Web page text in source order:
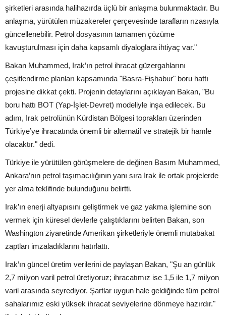
şirketleri arasında halihazırda üçlü bir anlaşma bulunmaktadır. Bu
anlaşma, yürütülen müzakereler çerçevesinde tarafların rızasıyla
güncellenebilir. Petrol dosyasının tamamen çözüme
kavuşturulması için daha kapsamlı diyaloglara ihtiyaç var."
Bakan Muhammed, Irak’ın petrol ihracat güzergahlarını
çeşitlendirme planları kapsamında "Basra-Fişhabur" boru hattı
projesine dikkat çekti. Projenin detaylarını açıklayan Bakan, "Bu
boru hattı BOT (Yap-İşlet-Devret) modeliyle inşa edilecek. Bu
adım, Irak petrolünün Kürdistan Bölgesi toprakları üzerinden
Türkiye’ye ihracatında önemli bir alternatif ve stratejik bir hamle
olacaktır." dedi.
Türkiye ile yürütülen görüşmelere de değinen Basım Muhammed,
Ankara’nın petrol taşımacılığının yanı sıra Irak ile ortak projelerde
yer alma teklifinde bulunduğunu belirtti.
Irak’ın enerji altyapısını geliştirmek ve gaz yakma işlemine son
vermek için küresel devlerle çalıştıklarını belirten Bakan, son
Washington ziyaretinde Amerikan şirketleriyle önemli mutabakat
zaptları imzaladıklarını hatırlattı.
Irak’ın güncel üretim verilerini de paylaşan Bakan, "Şu an günlük
2,7 milyon varil petrol üretiyoruz; ihracatımız ise 1,5 ile 1,7 milyon
varil arasında seyrediyor. Şartlar uygun hale geldiğinde tüm petrol
sahalarımız eski yüksek ihracat seviyelerine dönmeye hazırdır."